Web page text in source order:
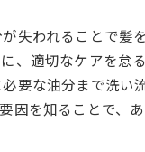
失われることで髪
、適切なケアを怠
要な油分まで洗い
因を知ることで、